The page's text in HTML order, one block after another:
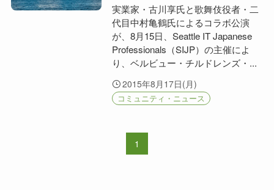
実業家・古川享氏と歌舞伎役者・二
代目中村亀鶴氏によるコラボ公演
が、8月15日、Seattle IT Japanese
Professionals（SIJP）の主催によ
り、ベルビュー・チルドレンズ・...
2015年8月17日(月)
コミュニティ・ニュース
1